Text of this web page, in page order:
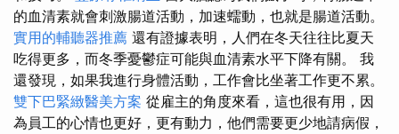
的血清素就會刺激腸道活動，加速蠕動，也就是腸道活動。
實用的輔聽器推薦 還有證據表明，人們在冬天往往比夏天
吃得更多，而冬季憂鬱症可能與血清素水平下降有關。 我
還發現，如果我進行身體活動，工作會比坐著工作更不累。
雙下巴緊緻醫美方案 從雇主的角度來看，這也很有用，因
為員工的心情也更好，更有動力，他們需要更少地請病假，